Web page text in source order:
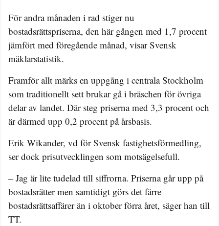
För andra månaden i rad stiger nu
bostadsrättspriserna, den här gången med 1,7 procent
jämfört med föregående månad, visar Svensk
mäklarstatistik.
Framför allt märks en uppgång i centrala Stockholm
som traditionellt sett brukar gå i bräschen för övriga
delar av landet. Där steg priserna med 3,3 procent och
är därmed upp 0,2 procent på årsbasis.
Erik Wikander, vd för Svensk fastighetsförmedling,
ser dock prisutvecklingen som motsägelsefull.
– Jag är lite tudelad till siffrorna. Priserna går upp på
bostadsrätter men samtidigt görs det färre
bostadsrättsaffärer än i oktober förra året, säger han till
TT.